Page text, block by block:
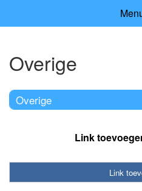
Overige
Overige
Link
Link